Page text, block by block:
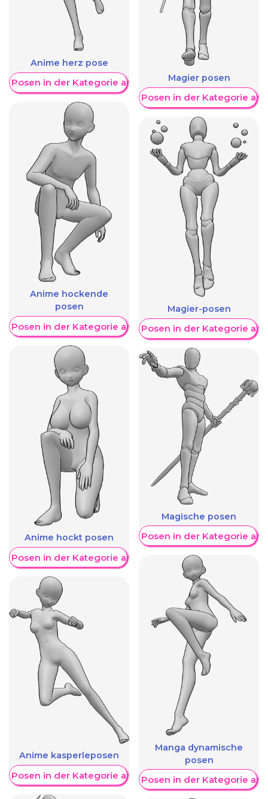
Anime herz pose
Posen in der Kategorie anzeigen
Anime hockende
posen
Posen in der Kategorie anzeigen
Anime hockt posen
Posen in der Kategorie anzeigen
Anime kasperleposen
Posen in der Kategorie anzeigen
Magier posen
Weitere Posen in der Kategorie
Magier-posen
Weitere Posen in der Kategorie
Magische posen
Weitere Posen in der Kategorie
Manga dynamische
posen
Weitere Posen in der Kategorie